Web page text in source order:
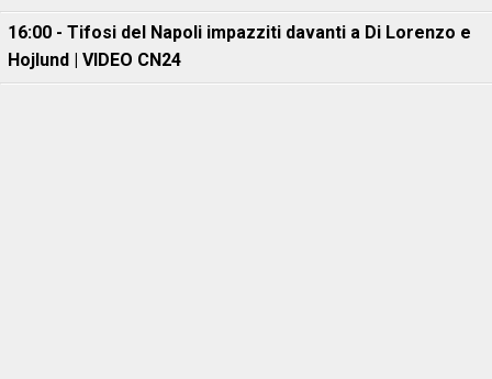
16:00 - Tifosi del Napoli impazziti davanti a Di Lorenzo e
Hojlund | VIDEO CN24